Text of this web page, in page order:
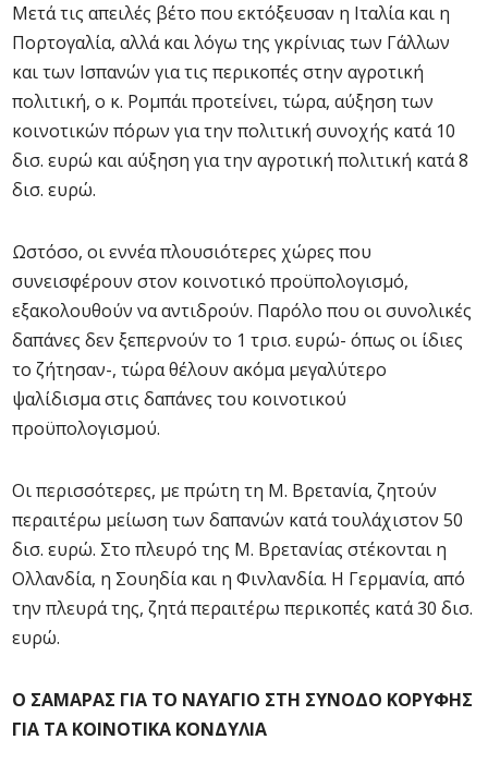
Μετά τις απειλές βέτο που εκτόξευσαν η Ιταλία και η
Πορτογαλία, αλλά και λόγω της γκρίνιας των Γάλλων
και των Ισπανών για τις περικοπές στην αγροτική
πολιτική, ο κ. Ρομπάι προτείνει, τώρα, αύξηση των
κοινοτικών πόρων για την πολιτική συνοχής κατά 10
δισ. ευρώ και αύξηση για την αγροτική πολιτική κατά 8
δισ. ευρώ.
Ωστόσο, οι εννέα πλουσιότερες χώρες που
συνεισφέρουν στον κοινοτικό προϋπολογισμό,
εξακολουθούν να αντιδρούν. Παρόλο που οι συνολικές
δαπάνες δεν ξεπερνούν το 1 τρισ. ευρώ- όπως οι ίδιες
το ζήτησαν-, τώρα θέλουν ακόμα μεγαλύτερο
ψαλίδισμα στις δαπάνες του κοινοτικού
προϋπολογισμού.
Οι περισσότερες, με πρώτη τη Μ. Βρετανία, ζητούν
περαιτέρω μείωση των δαπανών κατά τουλάχιστον 50
δισ. ευρώ. Στο πλευρό της Μ. Βρετανίας στέκονται η
Ολλανδία, η Σουηδία και η Φινλανδία. Η Γερμανία, από
την πλευρά της, ζητά περαιτέρω περικοπές κατά 30 δισ.
ευρώ.
Ο ΣΑΜΑΡΑΣ ΓΙΑ ΤΟ ΝΑΥΑΓΙΟ ΣΤΗ ΣΥΝΟΔΟ ΚΟΡΥΦΗΣ
ΓΙΑ ΤΑ ΚΟΙΝΟΤΙΚΑ ΚΟΝΔΥΛΙΑ